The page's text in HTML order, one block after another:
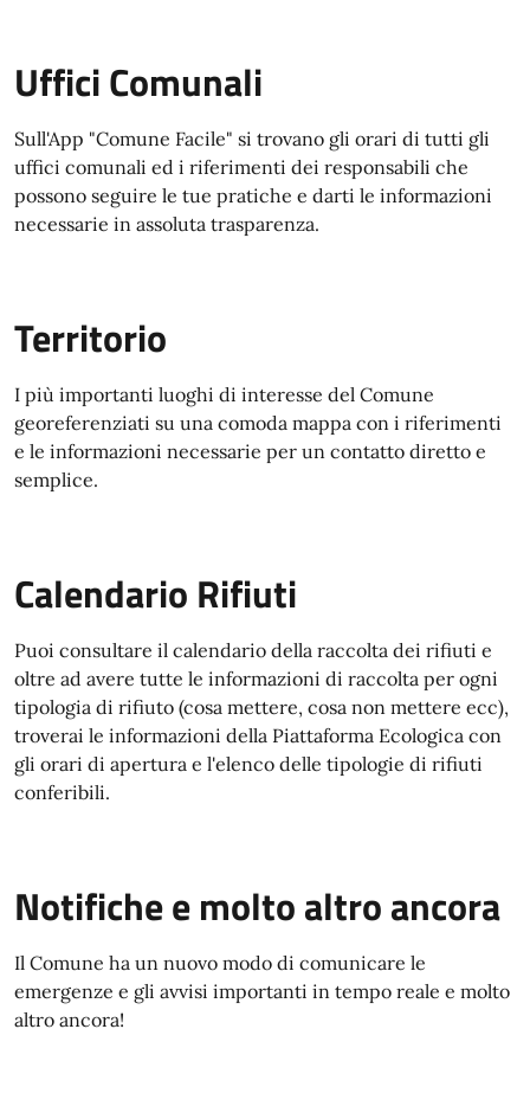
Uffici Comunali
Sull'App "Comune Facile" si trovano gli orari di tutti gli
uffici comunali ed i riferimenti dei responsabili che
possono seguire le tue pratiche e darti le informazioni
necessarie in assoluta trasparenza.
Territorio
I più importanti luoghi di interesse del Comune
georeferenziati su una comoda mappa con i riferimenti
e le informazioni necessarie per un contatto diretto e
semplice.
Calendario Rifiuti
Puoi consultare il calendario della raccolta dei rifiuti e
oltre ad avere tutte le informazioni di raccolta per ogni
tipologia di rifiuto (cosa mettere, cosa non mettere ecc),
troverai le informazioni della Piattaforma Ecologica con
gli orari di apertura e l'elenco delle tipologie di rifiuti
conferibili.
Notifiche e molto altro ancora
Il Comune ha un nuovo modo di comunicare le
emergenze e gli avvisi importanti in tempo reale e molto
altro ancora!